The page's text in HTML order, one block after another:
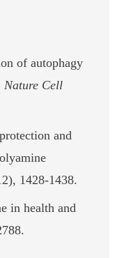
of autophagy
Nature Cell
and
1428-1438.
in health and